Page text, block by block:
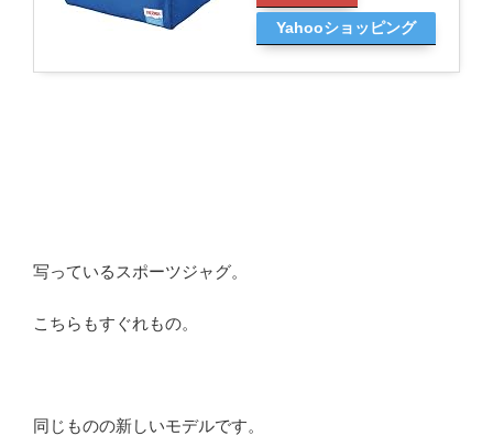
Yahooショッピング
写っているスポーツジャグ。
こちらもすぐれもの。
同じものの新しいモデルです。